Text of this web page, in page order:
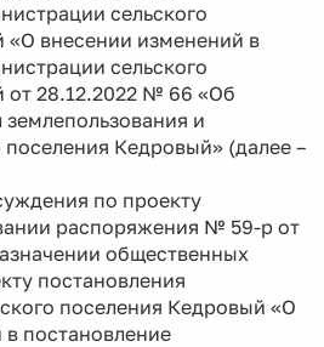
сельского
«О внесении изменений в
сельского
от 28.12.2022 № 66 «Об
и
поселения Кедровый» (далее –
по проекту
распоряжения № 59-р от
общественных
постановления
поселения Кедровый «О
постановление